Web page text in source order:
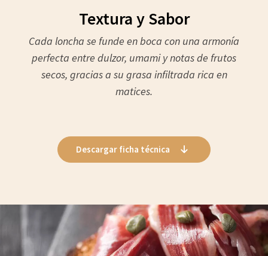
Textura y Sabor
Cada loncha se funde en boca con una armonía
perfecta entre dulzor, umami y notas de frutos
secos, gracias a su grasa infiltrada rica en
matices.
Descargar ficha técnica